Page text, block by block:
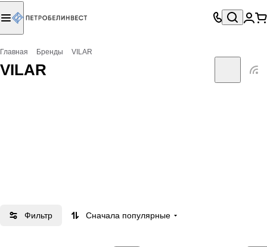
Главная Бренды VILAR
VILAR
Фильтр Сначала популярные